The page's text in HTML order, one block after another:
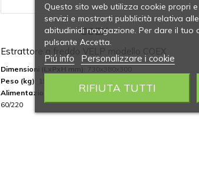
COEX
Estrattore a freddo VELP modello COEX
Dimensioni (LxPxH mm)
: 730x380x300
Peso (kg) : 19
Alimentazione/Consumo (V/Hz/W)
: 115-230/ 50-
60/220
Questo sito web utilizza cookie propri
servizi e mostrarti pubblicità relativa
abitudinidi navigazione. Per dare il tuo
pulsante Accetta.
Piú info Personalizzare i cookie
RIFIUTA TUTTI